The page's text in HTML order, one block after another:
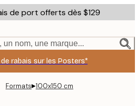
de port offerts dès $129
un nom, une marque...
rabais sur les Posters*
Formats▸100x150 cm